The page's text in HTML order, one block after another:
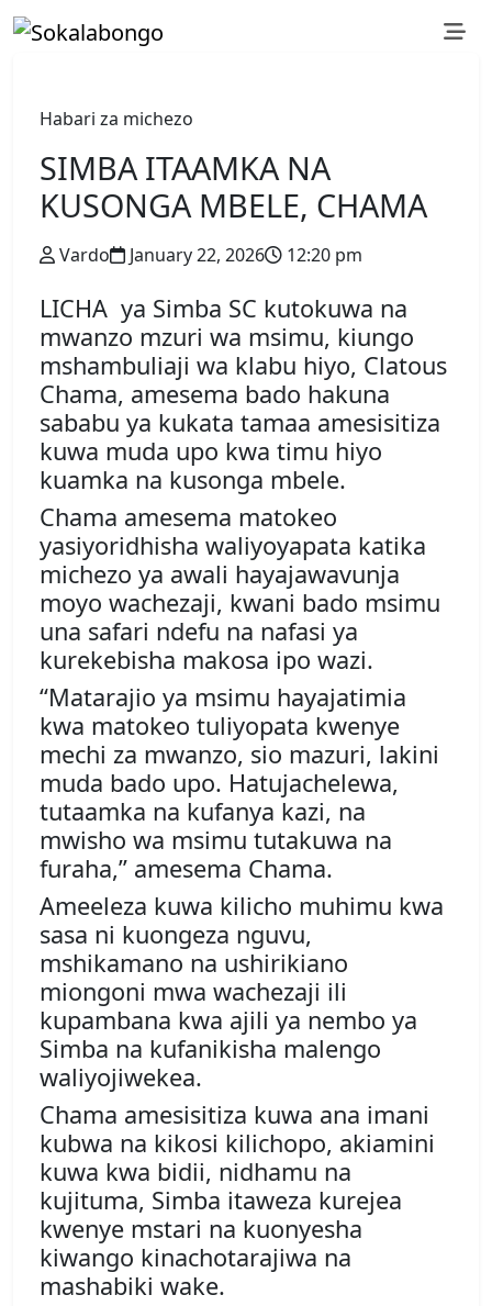
Habari za michezo
SIMBA ITAAMKA NA
KUSONGA MBELE, CHAMA
Vardo January 22, 2026 12:20 pm
LICHA ya Simba SC kutokuwa na
mwanzo mzuri wa msimu, kiungo
mshambuliaji wa klabu hiyo, Clatous
Chama, amesema bado hakuna
sababu ya kukata tamaa amesisitiza
kuwa muda upo kwa timu hiyo
kuamka na kusonga mbele.
Chama amesema matokeo
yasiyoridhisha waliyoyapata katika
michezo ya awali hayajawavunja
moyo wachezaji, kwani bado msimu
una safari ndefu na nafasi ya
kurekebisha makosa ipo wazi.
“Matarajio ya msimu hayajatimia
kwa matokeo tuliyopata kwenye
mechi za mwanzo, sio mazuri, lakini
muda bado upo. Hatujachelewa,
tutaamka na kufanya kazi, na
mwisho wa msimu tutakuwa na
furaha,” amesema Chama.
Ameeleza kuwa kilicho muhimu kwa
sasa ni kuongeza nguvu,
mshikamano na ushirikiano
miongoni mwa wachezaji ili
kupambana kwa ajili ya nembo ya
Simba na kufanikisha malengo
waliyojiwekea.
Chama amesisitiza kuwa ana imani
kubwa na kikosi kilichopo, akiamini
kuwa kwa bidii, nidhamu na
kujituma, Simba itaweza kurejea
kwenye mstari na kuonyesha
kiwango kinachotarajiwa na
mashabiki wake.